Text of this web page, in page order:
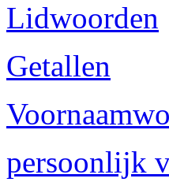
Lidwoorden
Getallen
persoonlijk